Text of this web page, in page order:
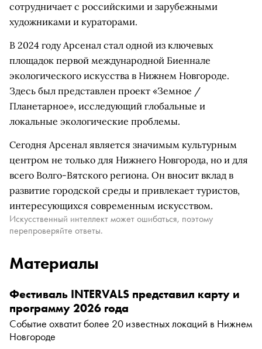
сотрудничает с российскими и зарубежными
художниками и кураторами.
В 2024 году Арсенал стал одной из ключевых
площадок первой международной Биеннале
экологического искусства в Нижнем Новгороде.
Здесь был представлен проект «Земное /
Планетарное», исследующий глобальные и
локальные экологические проблемы.
Сегодня Арсенал является значимым культурным
центром не только для Нижнего Новгорода, но и для
всего Волго-Вятского региона. Он вносит вклад в
развитие городской среды и привлекает туристов,
интересующихся современным искусством.
Искусственный интеллект может ошибаться, поэтому
перепроверяйте ответы.
Материалы
Фестиваль INTERVALS представил карту и
программу 2026 года
Событие охватит более 20 известных локаций в Нижнем
Новгороде